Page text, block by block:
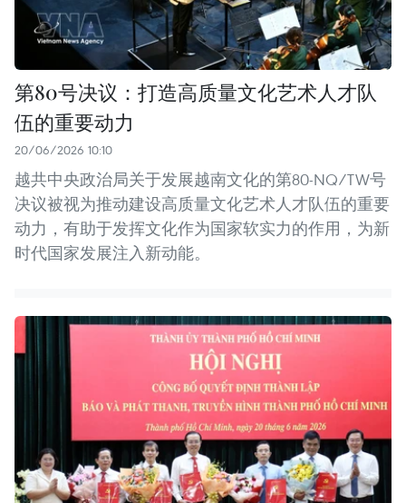
第80号决议：打造高质量文化艺术人才队
伍的重要动力
20/06/2026 10:10
越共中央政治局关于发展越南文化的第80-NQ/TW号
决议被视为推动建设高质量文化艺术人才队伍的重要
动力，有助于发挥文化作为国家软实力的作用，为新
时代国家发展注入新动能。